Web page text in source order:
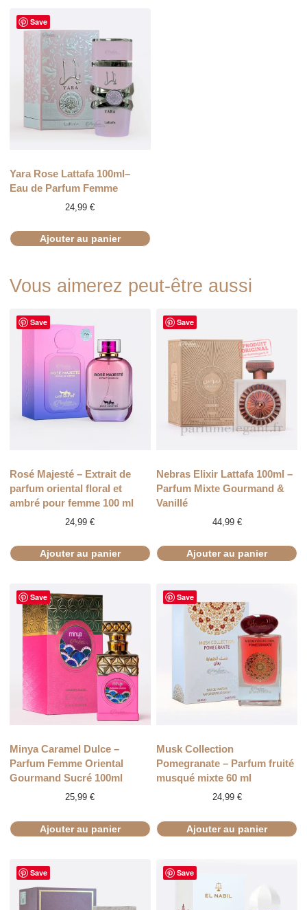
Save
Yara Rose Lattafa 100ml–
Eau de Parfum Femme
24,99€
Ajouter au panier
Vous aimerez peut-être aussi
Save
Rosé Majesté – Extrait de
parfum oriental floral et
ambré pour femme 100 ml
24,99€
Ajouter au panier
Save
Nebras Elixir Lattafa 100ml –
Parfum Mixte Gourmand &
Vanillé
44,99 €
Ajouter au panier
Save
Minya Caramel Dulce –
Parfum Femme Oriental
Gourmand Sucré 100ml
25,99€
Ajouter au panier
Save
Musk Collection
Pomegranate – Parfum fruité
musqué mixte 60 ml
24,99 €
Ajouter au panier
Save Save